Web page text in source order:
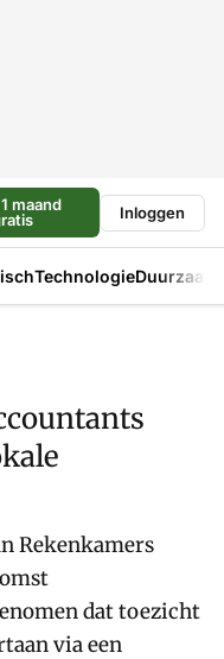
maand
Inloggen
Technologie
Rekenkamers
dat toezicht
via een